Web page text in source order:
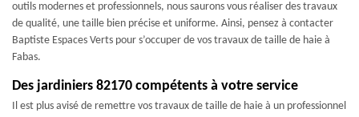
outils modernes et professionnels, nous saurons vous réaliser des travaux
de qualité, une taille bien précise et uniforme. Ainsi, pensez à contacter
Baptiste Espaces Verts pour s’occuper de vos travaux de taille de haie à
Fabas.
Des jardiniers 82170 compétents à votre service
Il est plus avisé de remettre vos travaux de taille de haie à un professionnel